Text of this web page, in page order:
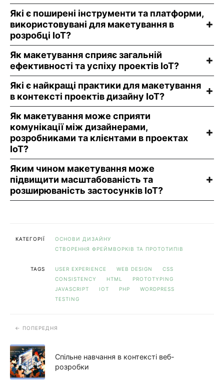
Які є поширені інструменти та платформи,
використовувані для макетування в
розробці IoT?
Як макетування сприяє загальній
ефективності та успіху проектів IoT?
Які є найкращі практики для макетування
в контексті проектів дизайну IoT?
Як макетування може сприяти
комунікації між дизайнерами,
розробниками та клієнтами в проектах
IoT?
Яким чином макетування може
підвищити масштабованість та
розширюваність застосунків IoT?
КАТЕГОРІЇ
ОСНОВИ ДИЗАЙНУ
СТВОРЕННЯ ФРЕЙМВОРКІВ ТА ПРОТОТИПІВ
TAGS USER EXPERIENCE WEB DESIGN
CSS
CONSISTENCY
HTML
PROTOTYPING
JAVASCRIPT
IOT PHP
WORDPRESS
TESTING
ПОПЕРЕДНЯ
Спільне навчання в контексті веб-
розробки